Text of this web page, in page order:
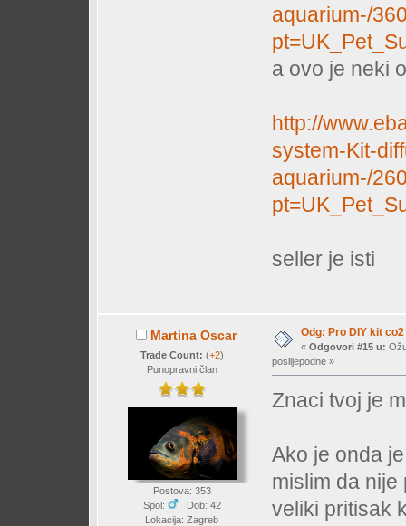
aquarium-/
a ovo je neki
http://
system-Kit-
aquarium-/
seller je isti
Martina Oscar
Trade Count: (+2)
Punopravni član
Postova: 353
Spol:
Dob: 42
Lokacija: Zagreb
Odg: Pro DIY kit
« Odgovori #15 u:
poslijepodne »
Znaci tvoj je
Ako je onda
mislim da
veliki pritisak